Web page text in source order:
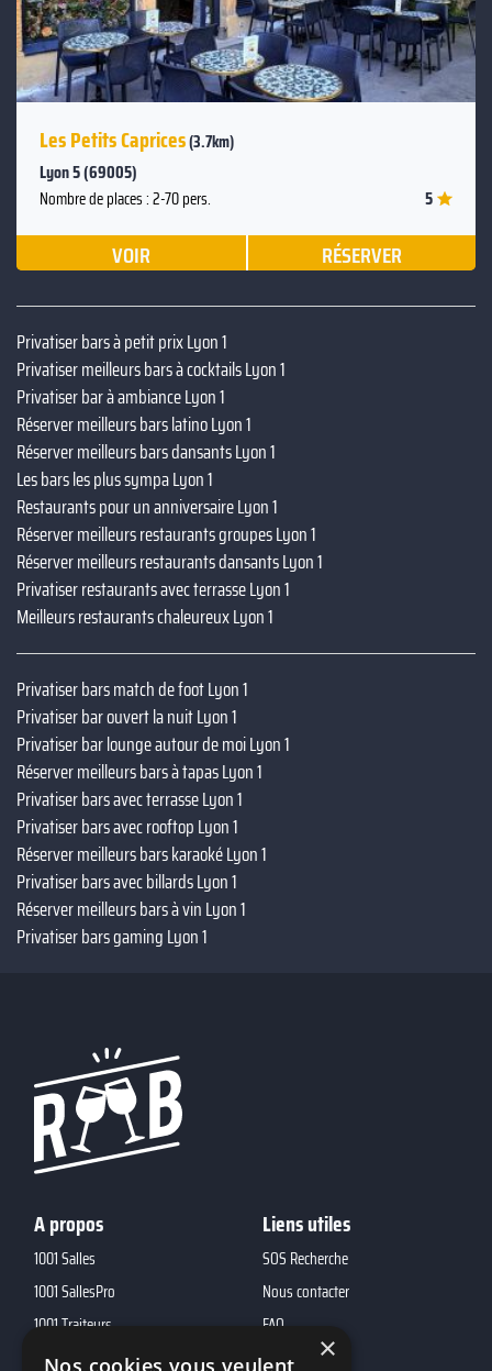
Les Petits Caprices(3.7km)
Lyon 5 (69005)
Nombre de places : 2-70 pers. 5
VOIR RÉSERVER
Privatiser bars à petit prix Lyon 1
Privatiser meilleurs bars à cocktails Lyon 1
Privatiser bar à ambiance Lyon 1
Réserver meilleurs bars latino Lyon 1
Réserver meilleurs bars dansants Lyon 1
Les bars les plus sympa Lyon 1
Restaurants pour un anniversaire Lyon 1
Réserver meilleurs restaurants groupes Lyon 1
Réserver meilleurs restaurants dansants Lyon 1
Privatiser restaurants avec terrasse Lyon 1
Meilleurs restaurants chaleureux Lyon 1
Privatiser bars match de foot Lyon 1
Privatiser bar ouvert la nuit Lyon 1
Privatiser bar lounge autour de moi Lyon 1
Réserver meilleurs bars à tapas Lyon 1
Privatiser bars avec terrasse Lyon 1
Privatiser bars avec rooftop Lyon 1
Réserver meilleurs bars karaoké Lyon 1
Privatiser bars avec billards Lyon 1
Réserver meilleurs bars à vin Lyon 1
Privatiser bars gaming Lyon 1
A propos
1001 Salles
1001 SallesPro
1001 Traiteurs
1001 DJ
Liens utiles
SOS Recherche
Nous contacter
FAQ
×
Nos cookies vous veulent